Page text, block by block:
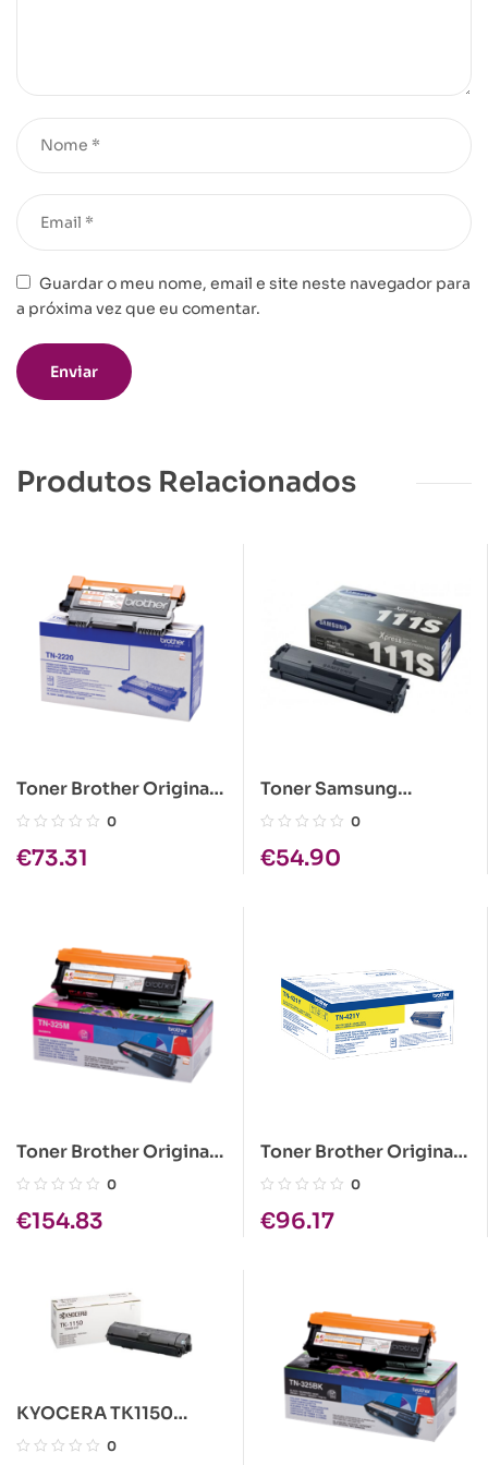
Guardar o meu nome, email e site neste navegador para
a próxima vez que eu comentar.
Produtos Relacionados
Toner Brother Original
TN-2220 0
€73.31
Toner Samsung
Original MLT-D111S
0
€54.90
Toner Brother Original
TN-325M Magenta
0
€154.83
Toner Brother Original
TN-421Y Amarelo
0
€96.17
KYOCERA TK1150
PRETO CARTUCHO DE
0